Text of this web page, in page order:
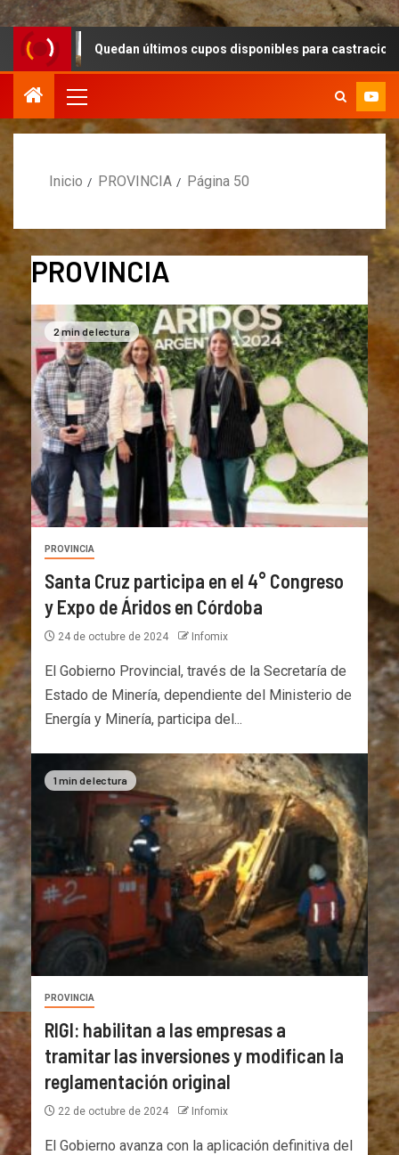
últimos cupos disponibles para castraciones de felinos y
Inicio PROVINCIA Página 50
PROVINCIA
2 min de lectura
PROVINCIA
Santa Cruz participa en el 4° Congreso
y Expo de Áridos en Córdoba
24 de octubre de 2024 Infomix
El Gobierno Provincial, través de la Secretaría de
Estado de Minería, dependiente del Ministerio de
Energía y Minería, participa del...
1 min de lectura
PROVINCIA
RIGI: habilitan a las empresas a
tramitar las inversiones y modifican la
reglamentación original
22 de octubre de 2024 Infomix
El Gobierno avanza con la aplicación definitiva del